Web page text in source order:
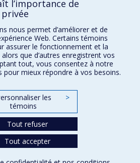
SCIENCES
l’importance de
nous permet d’améliorer et de
Web. Certains témoins
assurer le fonctionnement et la
que d’autres enregistrent vos
tout, vous consentez à notre
mieux répondre à vos besoins.
les
témoins
>
Tout refuser
Tout accepter